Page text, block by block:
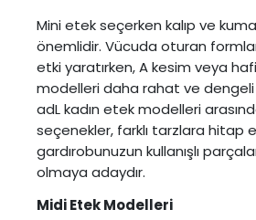
Mini etek seçerken kalıp ve
önemlidir. Vücuda oturan
etki yaratırken, A kesim veya
modelleri daha rahat ve dengeli
adL kadın etek modelleri
seçenekler, farklı tarzlara hitap
gardırobunuzun kullanışlı
olmaya adaydır.
Midi Etek Modelleri